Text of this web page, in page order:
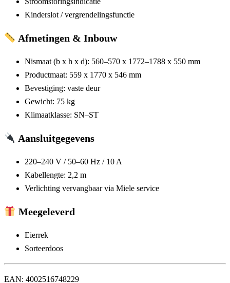
Kinderslot / vergrendelingsfunctie
Afmetingen & Inbouw
Nismaat (b x h x d): 560–570 x 1772–1788 x 550 mm
Productmaat: 559 x 1770 x 546 mm
Bevestiging: vaste deur
Gewicht: 75 kg
Klimaatklasse: SN–ST
Aansluitgegevens
220–240 V / 50–60 Hz / 10 A
Kabellengte: 2,2 m
Verlichting vervangbaar via Miele service
Meegeleverd
Eierrek
Sorteerdoos
EAN: 4002516748229